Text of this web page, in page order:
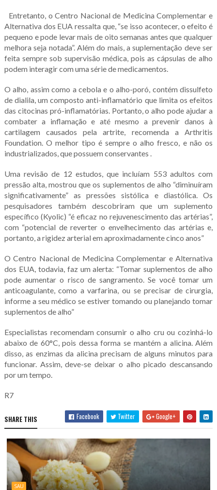
Entretanto, o Centro Nacional de Medicina Complementar e
Alternativa dos EUA ressalta que, “se isso acontecer, o efeito é
pequeno e pode levar mais de oito semanas antes que qualquer
melhora seja notada”. Além do mais, a suplementação deve ser
feita sempre sob supervisão médica, pois as cápsulas de alho
podem interagir com uma série de medicamentos.
O alho, assim como a cebola e o alho-poró, contém dissulfeto
de dialila, um composto anti-inflamatório que limita os efeitos
das citocinas pró-inflamatórias. Portanto, o alho pode ajudar a
combater a inflamação e até mesmo a prevenir danos à
cartilagem causados ​​pela artrite, recomenda a Arthritis
Foundation. O melhor tipo é sempre o alho fresco, e não os
industrializados, que possuem conservantes .
Uma revisão de 12 estudos, que incluíam 553 adultos com
pressão alta, mostrou que os suplementos de alho “diminuíram
significativamente” as pressões sistólica e diastólica. Os
pesquisadores também descobriram que um suplemento
específico (Kyolic) “é eficaz no rejuvenescimento das artérias”,
com “potencial de reverter o envelhecimento das artérias e,
portanto, a rigidez arterial em aproximadamente cinco anos”
O Centro Nacional de Medicina Complementar e Alternativa
dos EUA, todavia, faz um alerta: “Tomar suplementos de alho
pode aumentar o risco de sangramento. Se você tomar um
anticoagulante, como a varfarina, ou se precisar de cirurgia,
informe a seu médico se estiver tomando ou planejando tomar
suplementos de alho”
Especialistas recomendam consumir o alho cru ou cozinhá-lo
abaixo de 60°C, pois dessa forma se mantém a alicina. Além
disso, as enzimas da alicina precisam de alguns minutos para
funcionar. Assim, deve-se deixar o alho picado descansando
por um tempo.
R7
SHARE THIS Facebook Twitter Google+
SAU